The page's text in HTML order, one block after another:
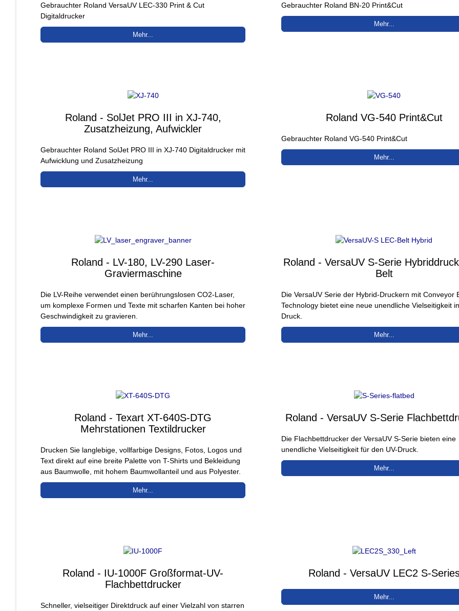
Gebrauchter Roland VersaUV LEC-330 Print & Cut
Digitaldrucker
Mehr...
Gebrauchter Roland BN-20 Print&Cut
Mehr...
Roland - SolJet PRO III in XJ-740,
Zusatzheizung, Aufwickler
Gebrauchter Roland SolJet PRO III in XJ-740 Digitaldrucker mit
Aufwicklung und Zusatzheizung
Mehr...
Roland VG-540 Print&Cut
Gebrauchter Roland VG-540 Print&Cut
Mehr...
Roland - LV-180, LV-290 Laser-
Graviermaschine
Die LV-Reihe verwendet einen berührungslosen CO2-Laser,
um komplexe Formen und Texte mit scharfen Kanten bei hoher
Geschwindigkeit zu gravieren.
Mehr...
Roland - VersaUV S-Serie
Belt
Die VersaUV Serie der Hybrid-Druckern mit Conveyor
Technology bietet eine neue unendliche Vielseitigkeit
Druck.
Mehr...
Roland - Texart XT-640S-DTG
Mehrstationen Textildrucker
Drucken Sie langlebige, vollfarbige Designs, Fotos, Logos und
Text direkt auf eine breite Palette von T-Shirts und Bekleidung
aus Baumwolle, mit hohem Baumwollanteil und aus Polyester.
Mehr...
Roland - VersaUV S-Serie
Die Flachbettdrucker der VersaUV S-Serie bieten eine
unendliche Vielseitigkeit für den UV-Druck.
Mehr...
Roland - IU-1000F Großformat-UV-
Flachbettdrucker
Schneller, vielseitiger Direktdruck auf einer Vielzahl von starren
Roland - VersaUV LEC2 S-
Mehr...